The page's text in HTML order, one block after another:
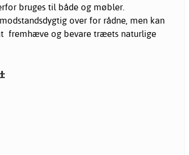
bruges til både og møbler.
over for rådne, men kan
fremhæve og bevare træets naturlige